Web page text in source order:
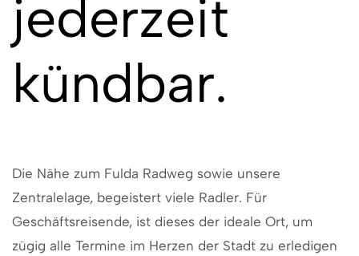
jederzeit
kündbar.
Die Nähe zum Fulda Radweg sowie unsere
Zentralelage, begeistert viele Radler. Für
Geschäftsreisende, ist dieses der ideale Ort, um
zügig alle Termine im Herzen der Stadt zu erledigen